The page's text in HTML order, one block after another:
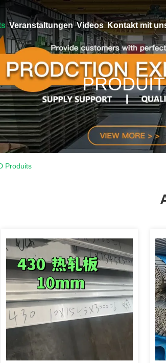
Veranstaltungen Videos Kontakt mit
Produits